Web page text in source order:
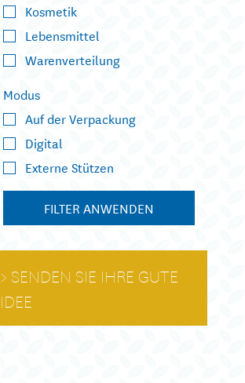
Kosmetik
Lebensmittel
Warenverteilung
Modus
Auf der Verpackung
Digital
Externe Stützen
FILTER ANWENDEN
SENDEN SIE IHRE GUTE
IDEE